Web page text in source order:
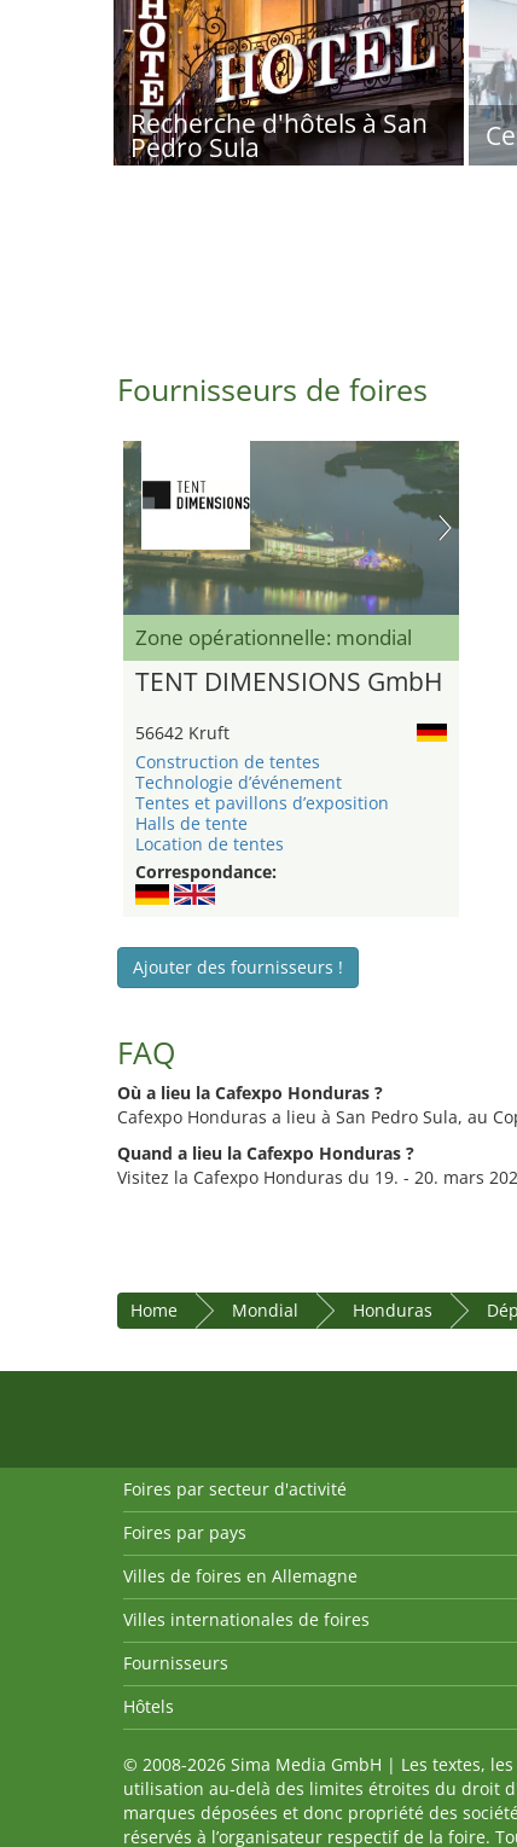
Recherche d'hôtels à San
Pedro Sula
Fournisseurs de foires
Zone opérationnelle: mondial
TENT DIMENSIONS GmbH
56642 Kruft
Construction de tentes
Technologie d’événement
Tentes et pavillons d’exposition
Halls de tente
Location de tentes
Correspondance:
Ajouter des fournisseurs !
FAQ
Où a lieu la Cafexpo Honduras ?
Cafexpo Honduras a lieu à San Pedro Sula, au
Quand a lieu la Cafexpo Honduras ?
Visitez la Cafexpo Honduras du 19. - 20. mars
Home Mondial Honduras
Foires par secteur d'activité
Foires par pays
Villes de foires en Allemagne
Villes internationales de foires
Fournisseurs
Hôtels
© 2008-2026 Sima Media GmbH | Les textes,
utilisation au-delà des limites étroites du droit
marques déposées et donc propriété des
réservés à l’organisateur respectif de la foire.